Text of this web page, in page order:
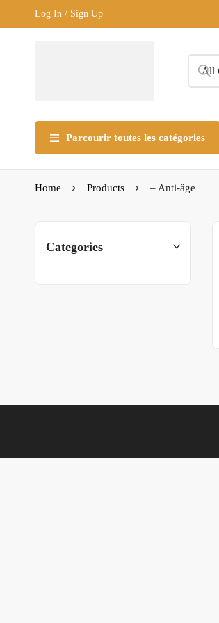
Log In / Sign Up
Parcourir toutes les catégories
Home Products – Anti-âge
Categories